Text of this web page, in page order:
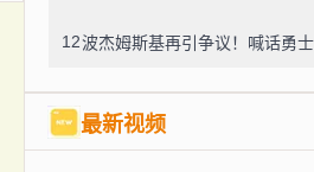
12
最新视频